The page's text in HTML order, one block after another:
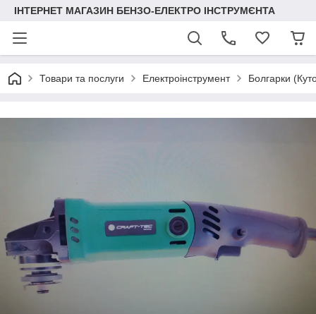
ІНТЕРНЕТ МАГАЗИН БЕНЗО-ЕЛЕКТРО ІНСТРУМЄНТА
Товари та послуги Електроінструмент Болгарки